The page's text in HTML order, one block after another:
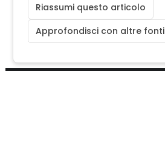
Riassumi questo articolo
Approfondisci con altre fonti